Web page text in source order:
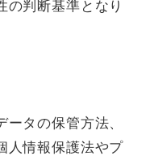
の判断基準となり
タの保管方法、
人情報保護法やプ